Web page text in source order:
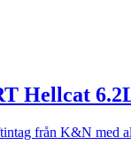
Hellcat
från K&N